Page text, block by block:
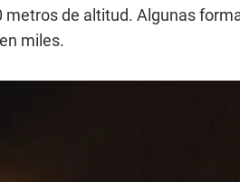
de altitud. Algunas
miles.